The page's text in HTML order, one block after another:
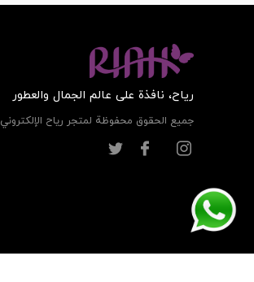
ریاح، نافذة على عالم الجمال والعطور
جميع الحقوق محفوظة لمتجر ریاح الإلكتروني